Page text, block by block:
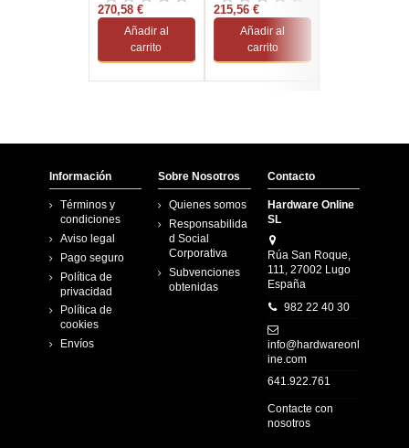
270,58 €
Añadir al
carrito
215,56 €
Añadir al
carrito
Información
Términos y
condiciones
Aviso legal
Pago seguro
Política de
privacidad
Política de
cookies
Envíos
Sobre Nosotros
Quienes somos
Responsabilida
d Social
Corporativa
Subvenciones
obtenidas
Contacto
Hardware Online
SL
Rúa San Roque,
111, 27002 Lugo
España
982 22 40 30
info@hardwareonl
ine.com
641.922.761
Contacte con
nosotros